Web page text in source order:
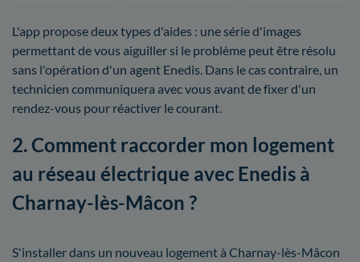
L'app propose deux types d'aides : une série d'images
permettant de vous aiguiller si le problème peut être résolu
sans l'opération d'un agent Enedis. Dans le cas contraire, un
technicien communiquera avec vous avant de fixer d'un
rendez-vous pour réactiver le courant.
2. Comment raccorder mon logement
au réseau électrique avec Enedis à
Charnay-lès-Mâcon ?
S'installer dans un nouveau logement à Charnay-lès-Mâcon